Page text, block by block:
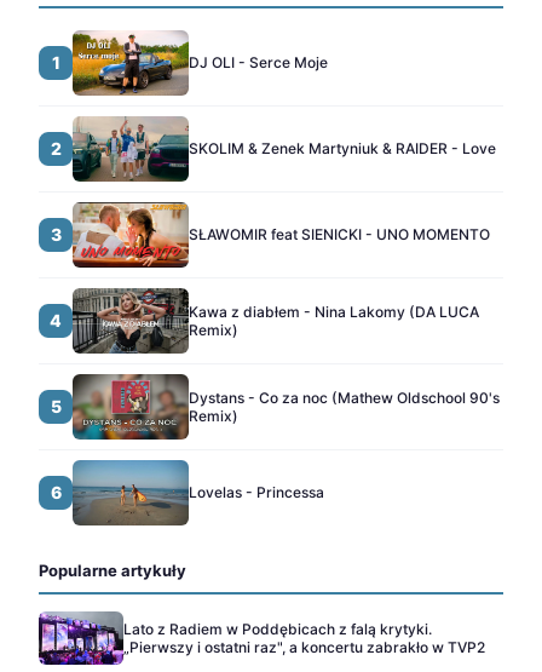
1 DJ OLI - Serce Moje
2 SKOLIM & Zenek Martyniuk & RAIDER - Love
3 SŁAWOMIR feat SIENICKI - UNO MOMENTO
4
Kawa z diabłem - Nina Lakomy (DA LUCA
Remix)
5
Dystans - Co za noc (Mathew Oldschool 90's
Remix)
6 Lovelas - Princessa
Popularne artykuły
Lato z Radiem w Poddębicach z falą krytyki.
„Pierwszy i ostatni raz", a koncertu zabrakło w TVP2